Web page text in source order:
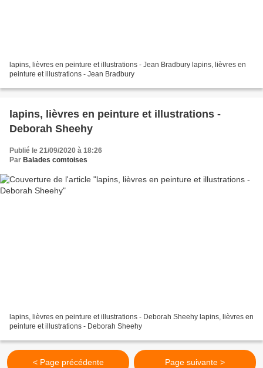
lapins, lièvres en peinture et illustrations - Jean Bradbury lapins, lièvres en
peinture et illustrations - Jean Bradbury
lapins, lièvres en peinture et illustrations -
Deborah Sheehy
Publié le 21/09/2020 à 18:26
Par Balades comtoises
lapins, lièvres en peinture et illustrations - Deborah Sheehy lapins, lièvres en
peinture et illustrations - Deborah Sheehy
< Page précédente Page suivante >